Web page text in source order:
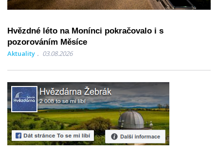
Hvězdné léto na Monínci pokračovalo i s
pozorováním Měsíce
Aktuality 03.08.2026